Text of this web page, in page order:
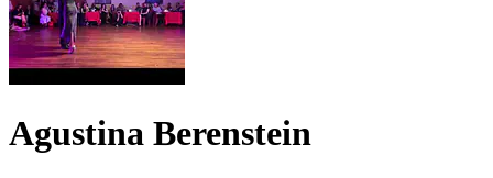
Agustina Berenstein